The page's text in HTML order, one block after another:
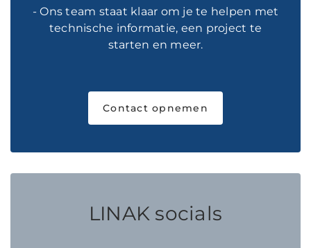
- Ons team staat klaar om je te helpen met
technische informatie, een project te
starten en meer.
Contact opnemen
LINAK socials